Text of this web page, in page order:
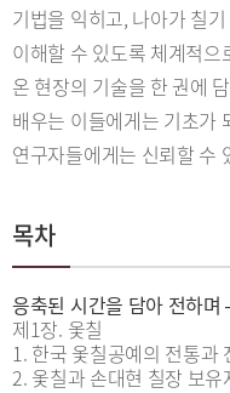
기법을 익히고, 나아가 칠
이해할 수 있도록 체계적
온 현장의 기술을 한 권에
배우는 이들에게는 기초가
연구자들에게는 신뢰할 수
목차
응축된 시간을 담아 전하
제1장. 옻칠
1. 한국 옻칠공예의 전통
2. 옻칠과 손대현 칠장 보